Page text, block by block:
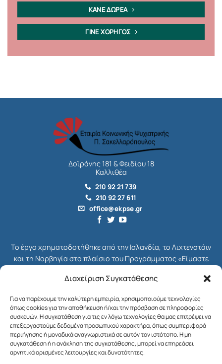
Διαχείριση Συγκατάθεσης
Για να παρέχουμε την καλύτερη εμπειρία, χρησιμοποιούμε τεχνολογίες
όπως cookies για την αποθήκευση ή/και την πρόσβαση σε πληροφορίες
συσκευών. Η συγκατάθεση για τις εν λόγω τεχνολογίες θα μας επιτρέψει να
επεξεργαστούμε δεδομένα προσωπικού χαρακτήρα, όπως συμπεριφορά
περιήγησης ή μοναδικά αναγνωριστικά σε αυτόν τον ιστότοπο. Η μη
συγκατάθεση ή η ανάκληση της συγκατάθεσης, μπορεί να επηρεάσει
αρνητικά ορισμένες λειτουργίες και δυνατότητες.
ΚΑΝΕ ΔΩΡΕΑ
ΓΙΝΕ ΧΟΡΗΓΟΣ
Δοϊράνης 181 & Φειδίου 18
Καλλιθέα
210 92 21 739
210 92 27 611
office@ekpse.gr
Το έργο χρηματοδοτήθηκε από την Ισλανδία, το Λιχτενστάιν
και τη Νορβηγία στο πλαίσιο του Προγράμματος «Είμαστε
Χρηματοδοτικού Μηχανισμού του ΕΟΧ για την Ελλάδα,
Προγράμματος ήταν το Ίδρυμα Μποδοσάκη.
Στόχος του Προγράμματος ήταν η ενδυνάμωση της κοινωνίας
των πολιτών στη χώρα μας και η ενίσχυση της κοινωνικής
δικαιοσύνης, της δημοκρατίας και της βιώσιμης ανάπτυξης.